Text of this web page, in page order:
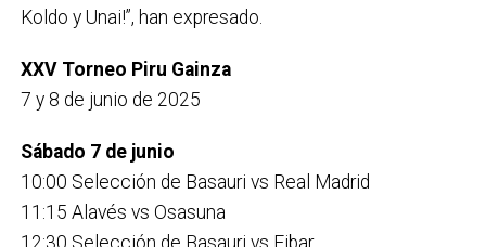
Koldo y Unai!”, han expresado.
XXV Torneo Piru Gainza
7 y 8 de junio de 2025
Sábado 7 de junio
10:00 Selección de Basauri vs Real Madrid
11:15 Alavés vs Osasuna